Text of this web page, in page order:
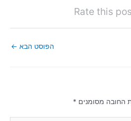
Rate this
הפוסט הבא ←
החובה מסומנים *